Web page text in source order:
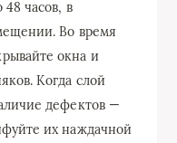
часов, в
Во время
окна и
Когда слой
дефектов —
их наждачной